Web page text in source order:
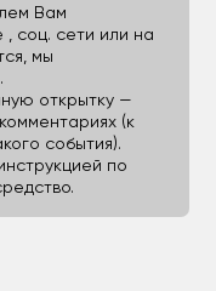
Вам
соц. сети или на
мы
открытку —
(к
события).
по